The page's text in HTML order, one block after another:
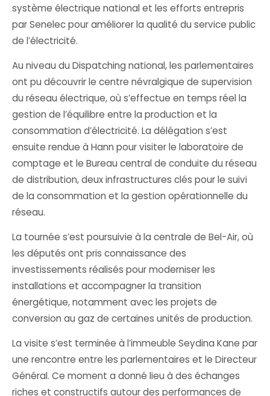
système électrique national et les efforts entrepris
par Senelec pour améliorer la qualité du service public
de l’électricité.
Au niveau du Dispatching national, les parlementaires
ont pu découvrir le centre névralgique de supervision
du réseau électrique, où s’effectue en temps réel la
gestion de l’équilibre entre la production et la
consommation d’électricité. La délégation s’est
ensuite rendue à Hann pour visiter le laboratoire de
comptage et le Bureau central de conduite du réseau
de distribution, deux infrastructures clés pour le suivi
de la consommation et la gestion opérationnelle du
réseau.
La tournée s’est poursuivie à la centrale de Bel-Air, où
les députés ont pris connaissance des
investissements réalisés pour moderniser les
installations et accompagner la transition
énergétique, notamment avec les projets de
conversion au gaz de certaines unités de production.
La visite s’est terminée à l’immeuble Seydina Kane par
une rencontre entre les parlementaires et le Directeur
Général. Ce moment a donné lieu à des échanges
riches et constructifs autour des performances de